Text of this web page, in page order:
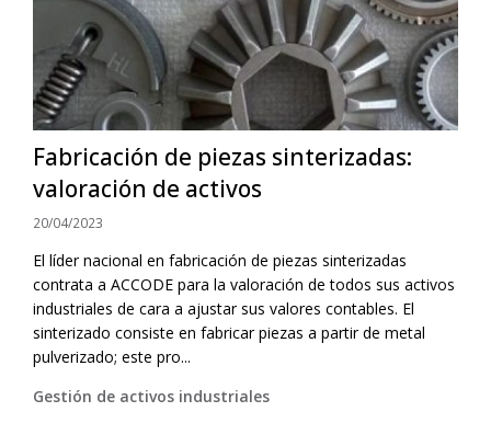
Fabricación de piezas sinterizadas:
valoración de activos
20/04/2023
El líder nacional en fabricación de piezas sinterizadas
contrata a ACCODE para la valoración de todos sus activos
industriales de cara a ajustar sus valores contables. El
sinterizado consiste en fabricar piezas a partir de metal
pulverizado; este pro...
Gestión de activos industriales